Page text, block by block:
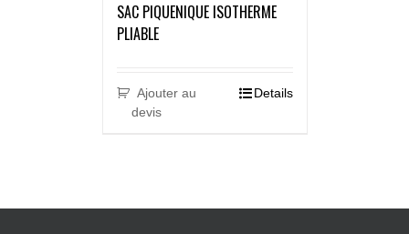
SAC PIQUENIQUE ISOTHERME
PLIABLE
Ajouter au
devis
Details